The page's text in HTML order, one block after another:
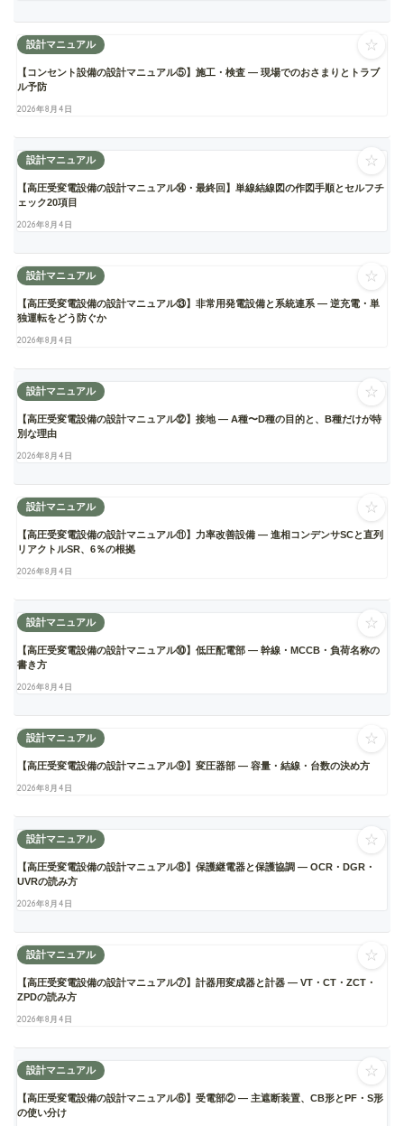
設計マニュアル
【コンセント設備の設計マニュアル⑤】施工・検査 ― 現場でのおさまりとトラブ
ル予防
2026年8月4日
☆
設計マニュアル
【高圧受変電設備の設計マニュアル⑭・最終回】単線結線図の作図手順とセルフチ
ェック20項目
2026年8月4日
☆
設計マニュアル
【高圧受変電設備の設計マニュアル⑬】非常用発電設備と系統連系 ― 逆充電・単
独運転をどう防ぐか
2026年8月4日
☆
設計マニュアル
【高圧受変電設備の設計マニュアル⑫】接地 ― A種〜D種の目的と、B種だけが特
別な理由
2026年8月4日
☆
設計マニュアル
【高圧受変電設備の設計マニュアル⑪】力率改善設備 ― 進相コンデンサSCと直列
リアクトルSR、6％の根拠
2026年8月4日
☆
設計マニュアル
【高圧受変電設備の設計マニュアル⑩】低圧配電部 ― 幹線・MCCB・負荷名称の
書き方
2026年8月4日
☆
設計マニュアル
【高圧受変電設備の設計マニュアル⑨】変圧器部 ― 容量・結線・台数の決め方
2026年8月4日
☆
設計マニュアル
【高圧受変電設備の設計マニュアル⑧】保護継電器と保護協調 ― OCR・DGR・
UVRの読み方
2026年8月4日
☆
設計マニュアル
【高圧受変電設備の設計マニュアル⑦】計器用変成器と計器 ― VT・CT・ZCT・
ZPDの読み方
2026年8月4日
☆
設計マニュアル
【高圧受変電設備の設計マニュアル⑥】受電部② ― 主遮断装置、CB形とPF・S形
の使い分け
☆